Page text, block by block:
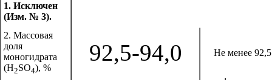
1. Исключен
(Изм. № 3).
2. Массовая
доля
моногидрата
(H2SO4), %
92,5-94,0 Не менее 92,5